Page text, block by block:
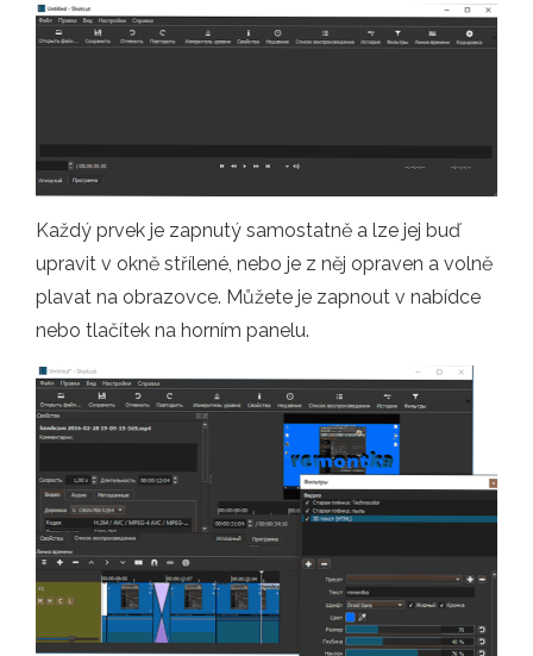
Každý prvek je zapnutý samostatně a lze jej buď
upravit v okně střílené, nebo je z něj opraven a volně
plavat na obrazovce. Můžete je zapnout v nabídce
nebo tlačítek na horním panelu.